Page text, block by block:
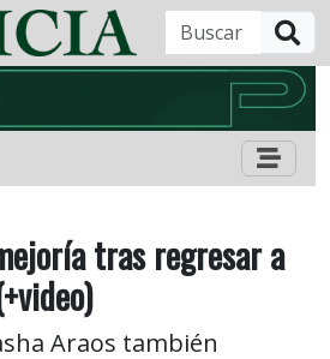
tras regresar a
Araos también